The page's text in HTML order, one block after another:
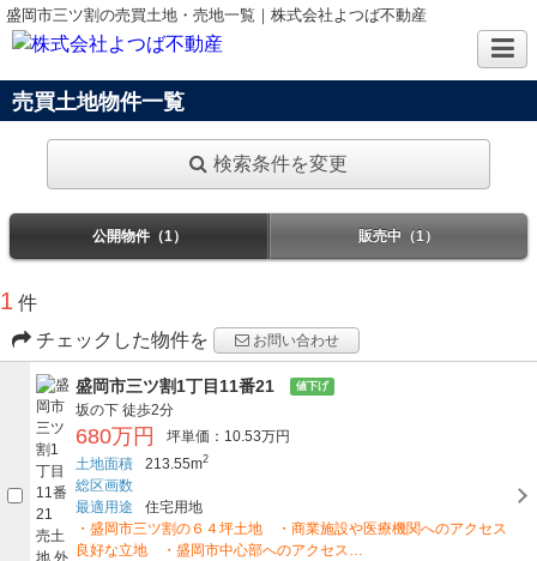
盛岡市三ツ割の売買土地・売地一覧｜株式会社よつば不動産
売買土地物件一覧
検索条件を変更
公開物件（1） 販売中（1）
1 件
チェックした物件を
お問い合わせ
盛岡市三ツ割1丁目11番21 値下げ
坂の下 徒歩2分
680万円
坪単価：10.53万円
土地面積
213.55m2
総区画数
最適用途
住宅用地
・盛岡市三ツ割の６４坪土地 ・商業施設や医療機関へのアクセス
良好な立地 ・盛岡市中心部へのアクセス…